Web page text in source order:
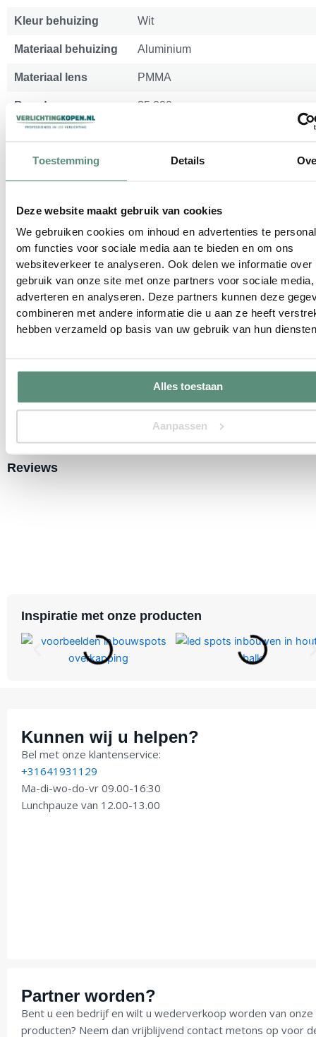
Toestemming Details
Deze website maakt gebruik van cookies
We gebruiken cookies om inhoud en advertenties te
om functies voor sociale media aan te bieden en om ons
websiteverkeer te analyseren. Ook delen we informatie over
gebruik van onze site met onze partners voor sociale media,
adverteren en analyseren. Deze partners kunnen deze
combineren met andere informatie die u aan ze heeft
hebben verzameld op basis van uw gebruik van hun
Alles toestaan
Aanpassen
Kleur behuizing Wit
Materiaal behuizing Aluminium
Materiaal lens PMMA
Branduren 35.000
Energielabel nieuw
Keurmerk CE, EMC, Rohs
Kantelbaar Nee
Montage
Inbouw
Lengte draad aan
spot
Buitendiameter spot
35mm
Gatmaat / zaagmaat
spot
Inbouwdiepte spot
3 jaar
Reviews
Inspiratie met onze producten
Kunnen wij u helpen?
Bel met onze klantenservice:
+31641931129
Ma-di-wo-do-vr 09.00-16:30
Lunchpauze van 12.00-13.00
Partner worden?
Bent u een bedrijf en wilt u wederverkoop worden van onze
producten? Neem dan vrijblijvend contact metons op voor